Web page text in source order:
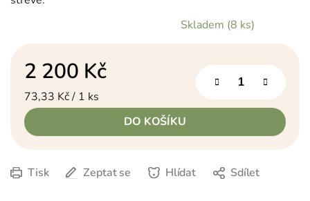
Skladem (8 ks)
2 200 Kč
Měrná cena:
73,33 Kč / 1 ks
DO KOŠÍKU
Tisk Zeptat se Hlídat Sdílet